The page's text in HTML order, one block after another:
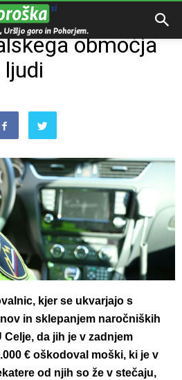
območja
kjer se ukvarjajo s
in sklepanjem naročniških
da jih je v zadnjem
€ oškodoval moški, ki je v
od njih so že v stečaju,